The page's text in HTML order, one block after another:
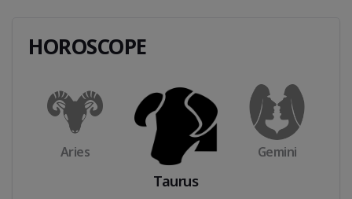
HOROSCOPE
Aries
Taurus
Gemini